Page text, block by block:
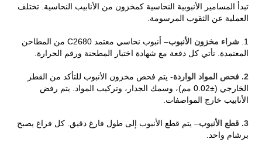
تبدأ المسامير الأنبوبية النحاسية كمخزون من الأنابيب النحاسية. تختلف
العملية عن الثقوب المرسومة.
1. شراء مخزون الأنبوب
– أنبوب نحاسي معتمد C2680 من المطاحن
المعتمدة. تأتي كل دفعة مع شهادة اختبار المطحنة ورقم الحرارة.
2. فحص المواد الواردة
- يتم فحص مخزون الأنبوب للتأكد من القطر
الخارجي (±0.02 مم)، وسمك الجدار، وتركيب المواد. يتم رفض
الأنابيب خارج المواصفات.
3. قطع الأنبوب
– يتم قطع الأنبوب إلى طول فارغ دقيق. كل فراغ يصبح
برشام واحد.